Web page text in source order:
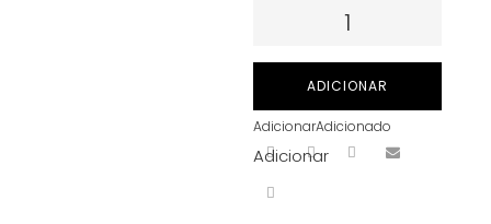
Quantidade
Transferência
de
alta
ADICIONAR
AdicionarAdicionado
Adicionar